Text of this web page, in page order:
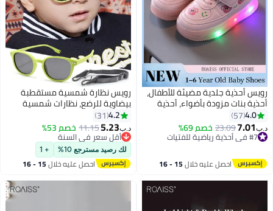
رويس أحذية جلدية مضيئة للأطفال،
أحذية بنات مزودة بأضواء، أحذية
رياضية للأطفال الصغار من عمر سنة
إلى 3 سنوات، لون وردي
4.0
57
د.ب‏7.01
23.09خصم 69%
#7 في أحذية رياضية للفتيات
احصل عليه خلال 15 - 16
رويس نظارة شمسية مستقطبة
بيضاوية للرضع، نظارات شمسية
لطيفة للشاطئ والعطلات للحماية
بإطار TPEE مرن خفيف الوزن وحزام
أخضر عشبي
4.2
31
د.ب‏5.23
11.15خصم 53%
أقل سعر في السنة
أقل سعر في السنة
لك رصيد مسترجع 10% + 1
احصل عليه خلال 15 - 16